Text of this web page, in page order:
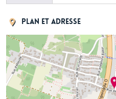
Plan et adresse